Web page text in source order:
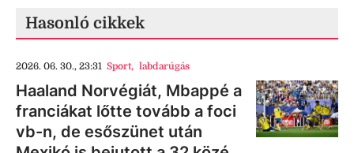
Hasonló cikkek
2026. 06. 30., 23:31 Sport, labdarúgás
Haaland Norvégiát, Mbappé a
franciákat lőtte tovább a foci
vb-n, de esőszünet után